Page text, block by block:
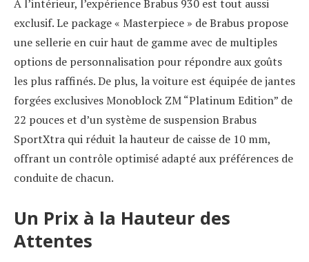
A l’intérieur, l’expérience Brabus 930 est tout aussi
exclusif. Le package « Masterpiece » de Brabus propose
une sellerie en cuir haut de gamme avec de multiples
options de personnalisation pour répondre aux goûts
les plus raffinés. De plus, la voiture est équipée de jantes
forgées exclusives Monoblock ZM “Platinum Edition” de
22 pouces et d’un système de suspension Brabus
SportXtra qui réduit la hauteur de caisse de 10 mm,
offrant un contrôle optimisé adapté aux préférences de
conduite de chacun.
Un Prix à la Hauteur des
Attentes